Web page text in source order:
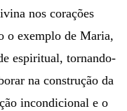
nos corações
o exemplo de Maria,
espiritual, tornando-
na construção da
incondicional e o